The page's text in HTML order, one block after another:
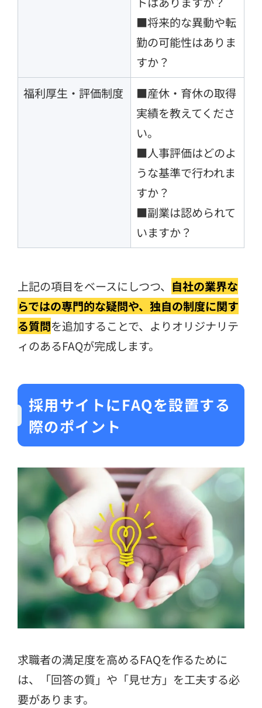
■将来的な異動や転
勤の可能性はありま
すか？
福利厚生・評価制度
■産休・育休の取得
実績を教えてくださ
い。
■人事評価はどのよ
うな基準で行われま
すか？
■副業は認められて
いますか？
上記の項目をベースにしつつ、 自社の業界な
らではの専門的な疑問や、独自の制度に関す
る質問を追加することで、よりオリジナリテ
ィのあるFAQが完成します。
採用サイトにFAQを設置する
際のポイント
求職者の満足度を高めるFAQを作るために
は、「回答の質」や「見せ方」を工夫する必
要があります。